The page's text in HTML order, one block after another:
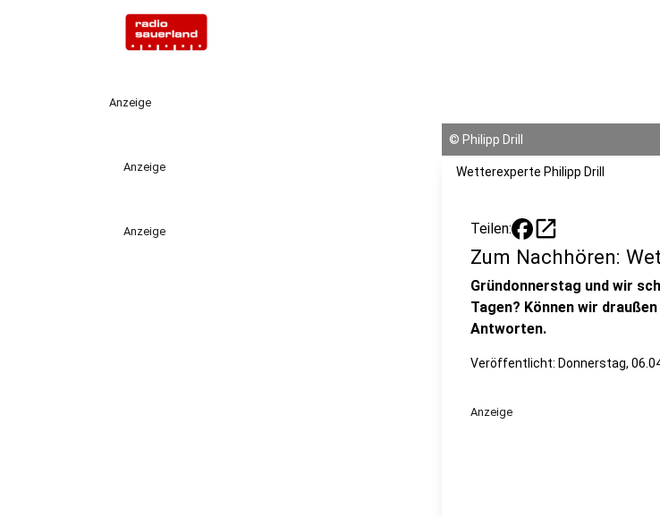
Anzeige
Anzeige
Anzeige
© Philipp Drill
Wetterexperte Philipp Drill
Teilen: open_in_new
Zum Nachhören:
Gründonnerstag und wir
Tagen? Können wir
Antworten.
Veröffentlicht: Donnerstag,
Anzeige